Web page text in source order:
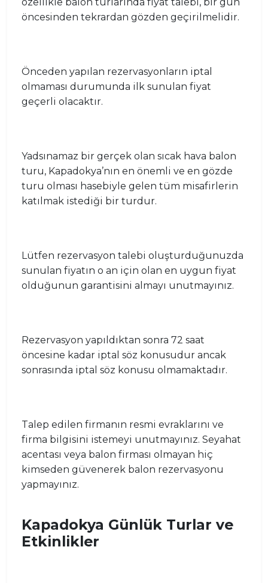
öncesinden tekrardan gözden geçirilmelidir.
Önceden yapılan rezervasyonların iptal
olmaması durumunda ilk sunulan fiyat
geçerli olacaktır.
Yadsınamaz bir gerçek olan sıcak hava balon
turu, Kapadokya’nın en önemli ve en gözde
turu olması hasebiyle gelen tüm misafirlerin
katılmak istediği bir turdur.
Lütfen rezervasyon talebi oluşturduğunuzda
sunulan fiyatın o an için olan en uygun fiyat
olduğunun garantisini almayı unutmayınız.
Rezervasyon yapıldıktan sonra 72 saat
öncesine kadar iptal söz konusudur ancak
sonrasında iptal söz konusu olmamaktadır.
Talep edilen firmanın resmi evraklarını ve
firma bilgisini istemeyi unutmayınız. Seyahat
acentası veya balon firması olmayan hiç
kimseden güvenerek balon rezervasyonu
yapmayınız.
Kapadokya Günlük Turlar ve
Etkinlikler